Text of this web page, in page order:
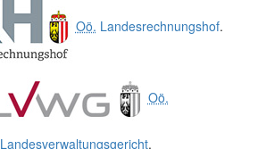
Oö. Landesrechnungshof.
Oö.
Landesverwaltungsgericht.